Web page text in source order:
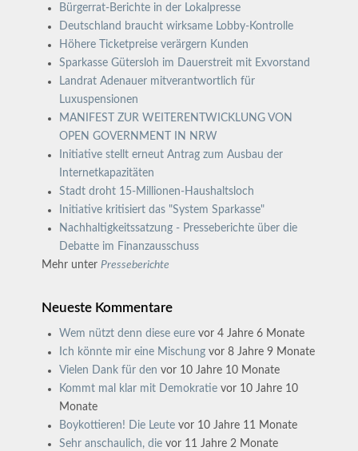
Bürgerrat-Berichte in der Lokalpresse
Deutschland braucht wirksame Lobby-Kontrolle
Höhere Ticketpreise verärgern Kunden
Sparkasse Gütersloh im Dauerstreit mit Exvorstand
Landrat Adenauer mitverantwortlich für
Luxuspensionen
MANIFEST ZUR WEITERENTWICKLUNG VON
OPEN GOVERNMENT IN NRW
Initiative stellt erneut Antrag zum Ausbau der
Internetkapazitäten
Stadt droht 15-Millionen-Haushaltsloch
Initiative kritisiert das "System Sparkasse"
Nachhaltigkeitssatzung - Presseberichte über die
Debatte im Finanzausschuss
Mehr unterPresseberichte
Neueste Kommentare
Wem nützt denn diese eure vor 4 Jahre 6 Monate
Ich könnte mir eine Mischung vor 8 Jahre 9 Monate
Vielen Dank für den vor 10 Jahre 10 Monate
Kommt mal klar mit Demokratie vor 10 Jahre 10
Monate
Boykottieren! Die Leute vor 10 Jahre 11 Monate
Sehr anschaulich, die vor 11 Jahre 2 Monate